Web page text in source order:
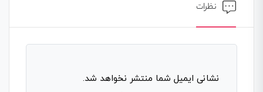
نظرات
نشانی ایمیل شما منتشر نخواهد شد.